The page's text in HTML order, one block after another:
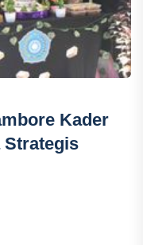
Kader
Strategis